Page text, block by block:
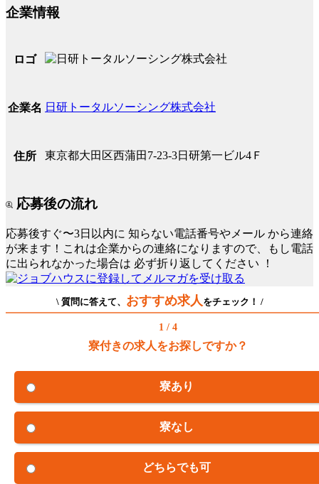
企業情報
ロゴ
企業名 日研トータルソーシング株式会社
住所 東京都大田区西蒲田7-23-3日研第一ビル4Ｆ
応募後の流れ
応募後すぐ〜3日以内に 知らない電話番号やメール から連絡
が来ます！これは企業からの連絡になりますので、もし電話
に出られなかった場合は 必ず折り返してください ！
\ 質問に答えて、 おすすめ求人 をチェック！ /
1 / 4
寮付きの求人をお探しですか？
寮あり
寮なし
どちらでも可